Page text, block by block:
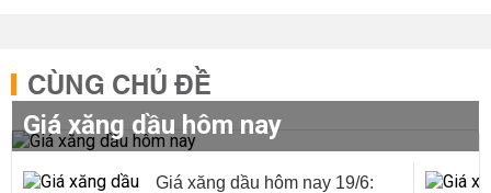
CÙNG CHỦ ĐỀ
Giá xăng dầu hôm nay
Giá xăng dầu hôm nay 19/6: